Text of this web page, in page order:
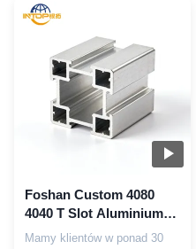
Foshan Custom 4080
4040 T Slot Aluminium
Extrusion Profile
Mamy klientów w ponad 30